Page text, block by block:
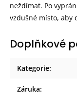
neždímat. Po
vzdušné místo, aby
Doplňkové
Kategorie:
Záruka: